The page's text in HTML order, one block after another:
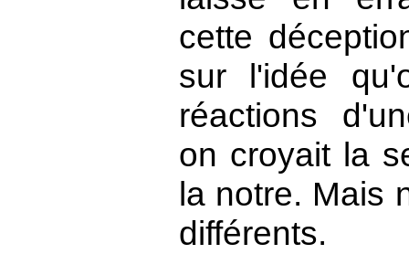
cette
sur l'idée
réactions
on croyait la
la notre. Mais
différents.